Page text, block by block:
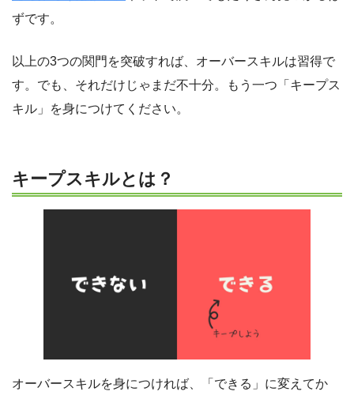
ずです。
以上の3つの関門を突破すれば、オーバースキルは習得で
す。でも、それだけじゃまだ不十分。もう一つ「キープス
キル」を身につけてください。
キープスキルとは？
オーバースキルを身につければ、「できる」に変えてか